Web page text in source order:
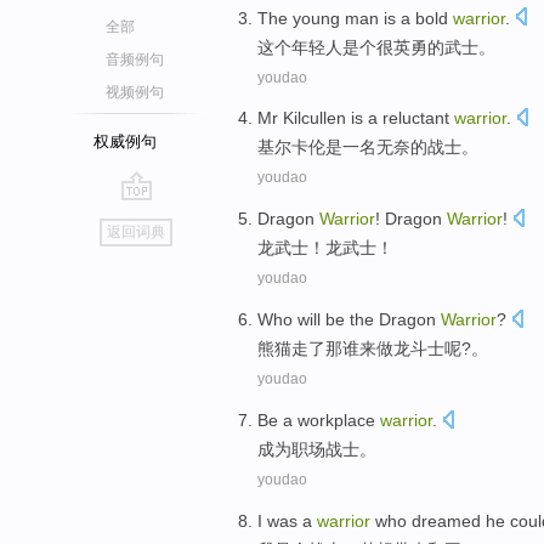
全部
音频例句
视频例句
权威例句
go
top
返回词典
The young man is a bold warrior.
这个年轻人是个很英勇的武士。
youdao
Mr Kilcullen is a reluctant warrior.
基尔卡伦是一名无奈的战士。
youdao
Dragon Warrior! Dragon Warrior!
龙武士 ！龙武士！
youdao
Who will be the Dragon Warrior?
熊猫走了那谁来做龙斗士呢?。
youdao
Be a workplace warrior.
成为职场战士。
youdao
I was a warrior who dreamed he